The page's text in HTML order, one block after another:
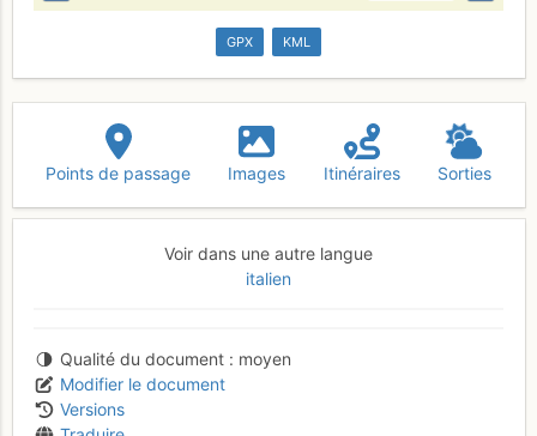
GPX KML
Points de passage Images Itinéraires Sorties
Voir dans une autre langue
italien
Qualité du document
moyen
Modifier le document
Versions